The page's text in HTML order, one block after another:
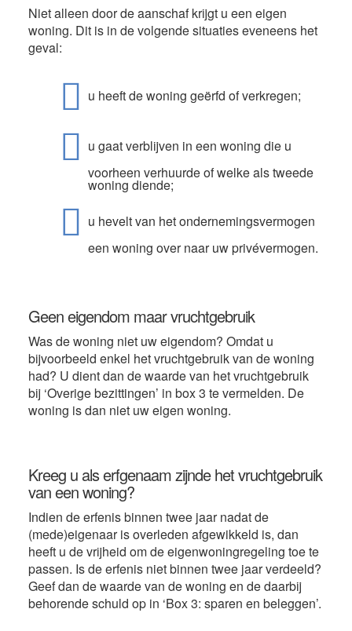
Niet alleen door de aanschaf krijgt u een eigen
woning. Dit is in de volgende situaties eveneens het
geval:
u heeft de woning geërfd of verkregen;
u gaat verblijven in een woning die u
voorheen verhuurde of welke als tweede
woning diende;
u hevelt van het ondernemingsvermogen
een woning over naar uw privévermogen.
Geen eigendom maar vruchtgebruik
Was de woning niet uw eigendom? Omdat u
bijvoorbeeld enkel het vruchtgebruik van de woning
had? U dient dan de waarde van het vruchtgebruik
bij ‘Overige bezittingen’ in box 3 te vermelden. De
woning is dan niet uw eigen woning.
Kreeg u als erfgenaam zijnde het vruchtgebruik
van een woning?
Indien de erfenis binnen twee jaar nadat de
(mede)eigenaar is overleden afgewikkeld is, dan
heeft u de vrijheid om de eigenwoningregeling toe te
passen. Is de erfenis niet binnen twee jaar verdeeld?
Geef dan de waarde van de woning en de daarbij
behorende schuld op in ‘Box 3: sparen en beleggen’.